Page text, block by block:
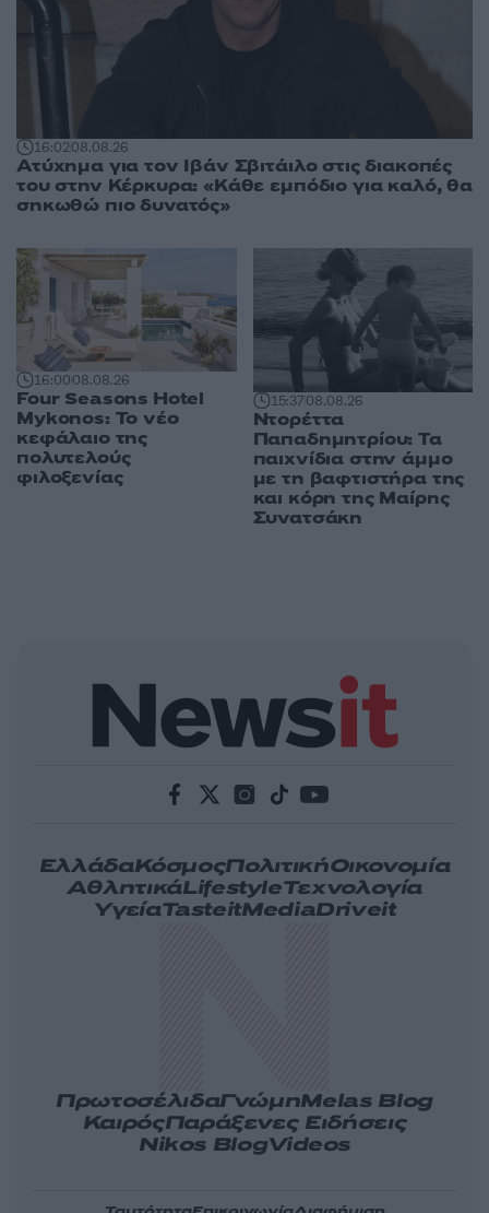
16:0208.08.26
Ατύχημα για τον Ιβάν Σβιτάιλο στις διακοπές
του στην Κέρκυρα: «Κάθε εμπόδιο για καλό, θα
σηκωθώ πιο δυνατός»
16:0008.08.26
Four Seasons Hotel
Mykonos: Το νέο
κεφάλαιο της
πολυτελούς
φιλοξενίας
15:3708.08.26
Ντορέττα
Παπαδημητρίου: Τα
παιχνίδια στην άμμο
με τη βαφτιστήρα της
και κόρη της Μαίρης
Συνατσάκη
ΕλλάδαΚόσμοςΠολιτικήΟικονομία
ΑθλητικάLifestyleΤεχνολογία
ΥγείαTasteitMediaDriveit
ΠρωτοσέλιδαΓνώμηMelas Blog
ΚαιρόςΠαράξενες Ειδήσεις
Nikos BlogVideos